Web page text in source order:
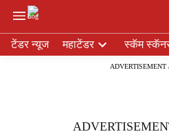
e
टेंडर न्यूज महाटेंडर स्कॅम
ADVERTISEMENT